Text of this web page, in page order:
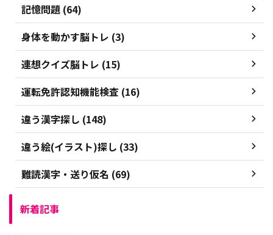
記憶問題 (64)
身体を動かす脳トレ (3)
連想クイズ脳トレ (15)
運転免許認知機能検査 (16)
違う漢字探し (148)
違う絵(イラスト)探し (33)
難読漢字・送り仮名 (69)
新着記事